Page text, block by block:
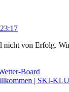
nicht von Erfolg.
Board
| SKI-